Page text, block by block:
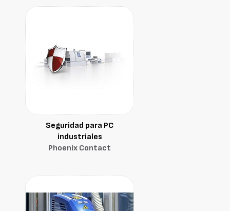
Seguridad para PC
industriales
Phoenix Contact